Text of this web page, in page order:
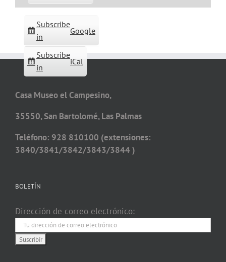
Subscribe
in
Google
Subscribe
in
iCal
Casa Museo el Campesino,
35550, San Bartolomé, Las Palmas
Teléfono: 928 810100 (extensiones:
3840/3841/3842/3843/3844 )
BOLETÍN
Dirección de correo electrónico: